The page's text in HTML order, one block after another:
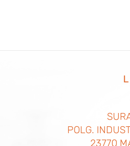
POLG.
23770